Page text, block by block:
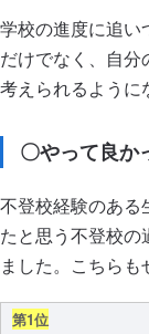
学校の進度に追い
だけでなく、自
考えられるように
〇やって良か
不登校経験のある
たと思う不登校の
ました。こちらも
第1位